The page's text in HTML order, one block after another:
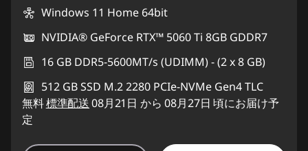
Windows 11 Home 64bit
NVIDIA® GeForce RTX™ 5060 Ti 8GB GDDR7
16 GB DDR5-5600MT/s (UDIMM) - (2 x 8 GB)
512 GB SSD M.2 2280 PCIe-NVMe Gen4 TLC
無料標準配送08月21日 から 08月27日 頃にお届け予
定